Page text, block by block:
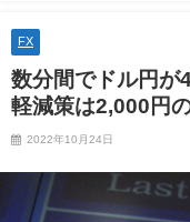
FX
数分間でドル円が
軽減策は2,000円
2022年10月24日